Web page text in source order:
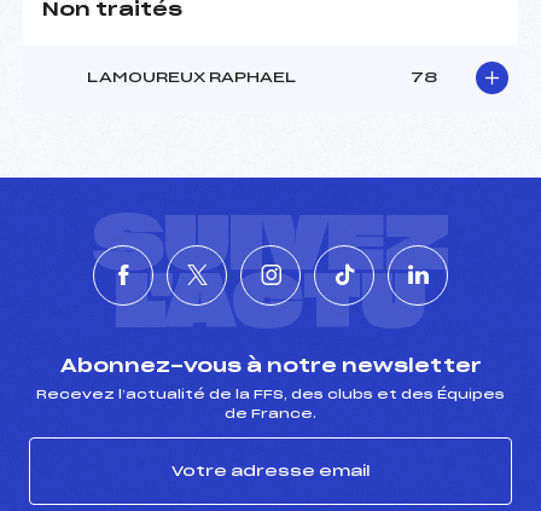
Non traités
LAMOUREUX RAPHAEL 78
SUIVEZ
L'ACTU
Abonnez-vous à notre newsletter
Recevez l’actualité de la FFS, des clubs et des Équipes
de France.